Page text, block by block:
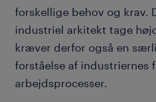
forskellige behov og krav.
industriel arkitekt tage
kræver derfor også en
forståelse af industriernes
arbejdsprocesser.